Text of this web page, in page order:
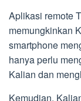
Aplikasi remote
memungkinkan
smartphone
hanya perlu
Kalian dan
Kemudian,